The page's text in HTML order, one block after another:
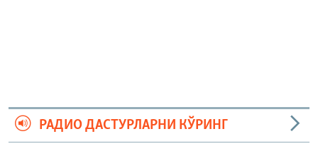
РАДИО ДАСТУРЛАРНИ КЎРИНГ